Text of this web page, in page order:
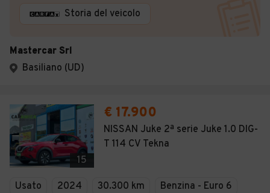
Storia del veicolo
Mastercar Srl
Basiliano (UD)
15
€ 17.900
NISSAN Juke 2ª serie Juke 1.0 DIG-
T 114 CV Tekna
Usato 2024 30.300 km
Benzina - Euro 6